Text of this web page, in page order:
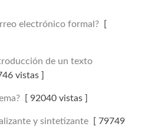
electrónico formal?[
de un texto
vistas ]
[ 92040 vistas ]
y sintetizante[ 79749